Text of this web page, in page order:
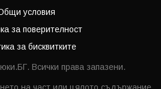
условия
за поверителност
за бисквитките
Всички права запазени.
на част или цялото съдържание